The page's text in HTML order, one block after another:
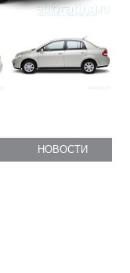
НОВОСТИ